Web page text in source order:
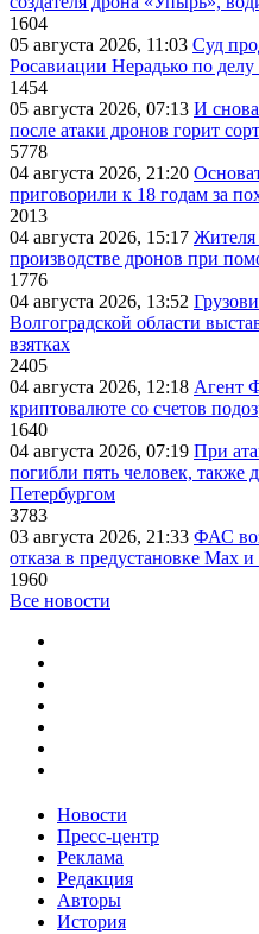
1604
05 августа 2026, 11:03 Суд
Росавиации Нерадько по
1454
05 августа 2026, 07:13 И
после атаки дронов горит
5778
04 августа 2026, 21:20
приговорили к 18 годам за
2013
04 августа 2026, 15:17 Жителя
производстве дронов при
1776
04 августа 2026, 13:52
Волгоградской области
взятках
2405
04 августа 2026, 12:18 Агент
криптовалюте со счетов
1640
04 августа 2026, 07:19 При
погибли пять человек, также
Петербургом
3783
03 августа 2026, 21:33 ФАС
отказа в предустановке Max
1960
Все новости
Новости
Пресс-центр
Реклама
Редакция
Авторы
История